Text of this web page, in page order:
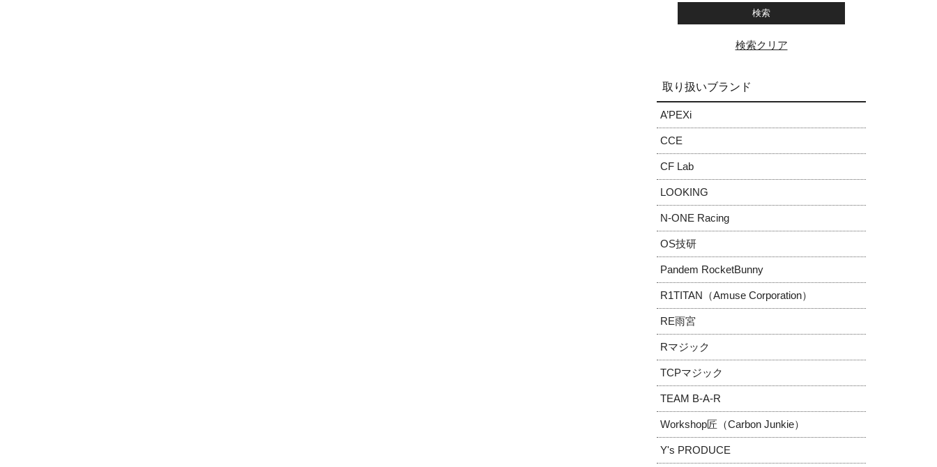
検索クリア
取り扱いブランド
A’PEXi
CCE
CF Lab
LOOKING
N-ONE Racing
OS技研
Pandem RocketBunny
R1TITAN（Amuse Corporation）
RE雨宮
Rマジック
TCPマジック
TEAM B-A-R
Workshop匠（Carbon Junkie）
Y's PRODUCE